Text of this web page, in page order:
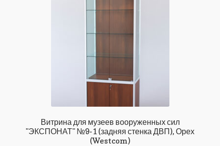
Витрина для музеев вооруженных сил
"ЭКСПОНАТ" №9-1 (задняя стенка ДВП), Орех
(Westcom)